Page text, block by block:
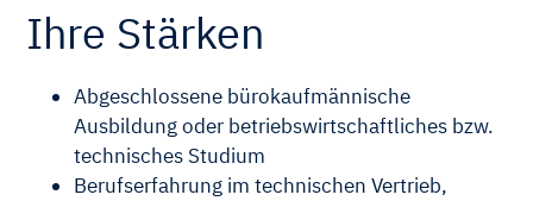
Ihre Stärken
Abgeschlossene bürokaufmännische
Ausbildung oder betriebswirtschaftliches bzw.
technisches Studium
Berufserfahrung im technischen Vertrieb,